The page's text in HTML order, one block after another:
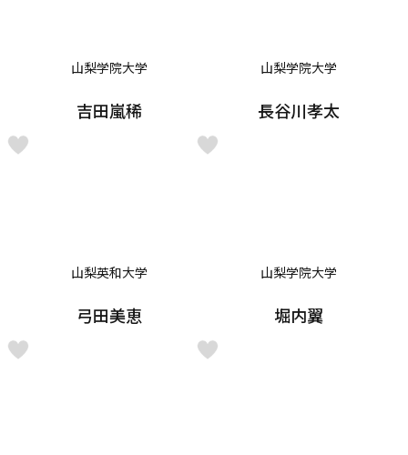
山梨学院大学
吉田嵐稀
山梨学院大学
長谷川孝太
山梨英和大学
弓田美恵
山梨学院大学
堀内翼